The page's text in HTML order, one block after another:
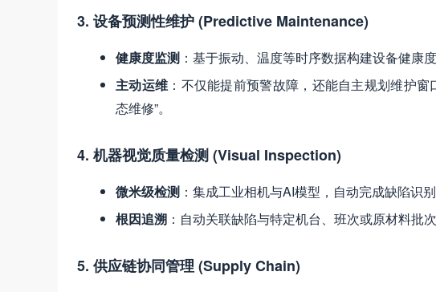
3. 设备预测性维护 (Predictive Maintenance)
健康度监测 ：基于振动、温度等时序数据构建设备健康
主动运维 ：不仅能提前预警故障，还能自主规划维护
态维修”。
4. 机器视觉质量检测 (Visual Inspection)
微米级检测 ：集成工业相机与AI模型，自动完成缺陷识
根因追溯 ：自动关联缺陷与特定机台、班次或原材料批
5. 供应链协同管理 (Supply Chain)